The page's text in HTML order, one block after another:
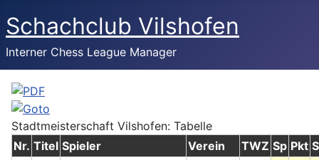
Schachclub Vilshofen
Interner Chess League Manager
Stadtmeisterschaft Vilshofen: Tabelle
Nr. Titel Spieler Verein TWZ Sp Pkt